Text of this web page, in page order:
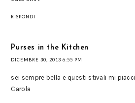
RISPONDI
Purses in the Kitchen
DICEMBRE 30, 2013 6:55 PM
sei sempre bella e questi stivali mi
Carola